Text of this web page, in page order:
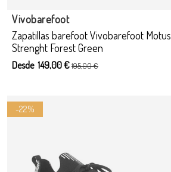
Zapatillas barefoot Vivobarefoot Motus
Strenght Forest Green
Vivobarefoot
Desde 149,00 €195,00 €
-22%